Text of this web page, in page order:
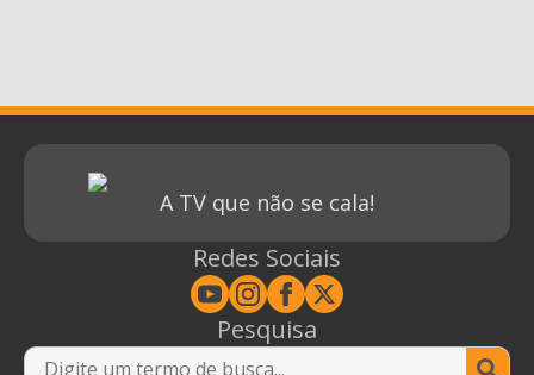
A TV que não se cala!
Redes Sociais
Pesquisa